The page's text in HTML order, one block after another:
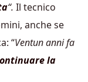
“. Il tecnico
anche se
“Ventun anni fa
la